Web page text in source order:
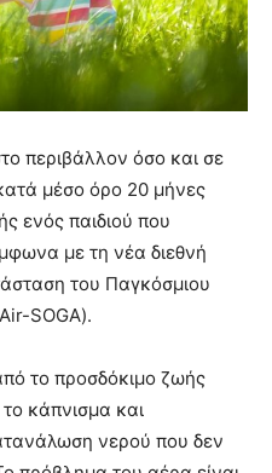
περιβάλλον όσο και σε
μέσο όρο 20 μήνες
ενός παιδιού που
με τη νέα διεθνή
του Παγκόσμιου
SOGA).
το προσδόκιμο ζωής
κάπνισμα και
νερού που δεν